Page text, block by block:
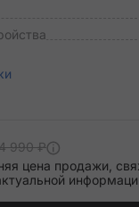
990 ₽
цена продажи,